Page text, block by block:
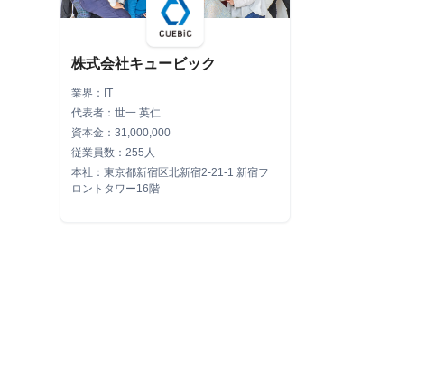
株式会社キュービック
業界：IT
代表者：世一 英仁
資本金：31,000,000
従業員数：255人
本社：東京都新宿区北新宿2-21-1 新宿フ
ロントタワー16階